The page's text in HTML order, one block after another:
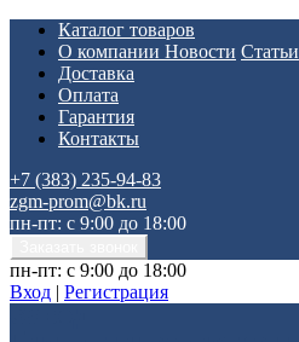
Каталог товаров
О компании Новости Статьи
Доставка
Оплата
Гарантия
Контакты
+7 (383) 235-94-83
zgm-prom@bk.ru
пн-пт: с 9:00 до 18:00
пн-пт: с 9:00 до 18:00
Вход | Регистрация